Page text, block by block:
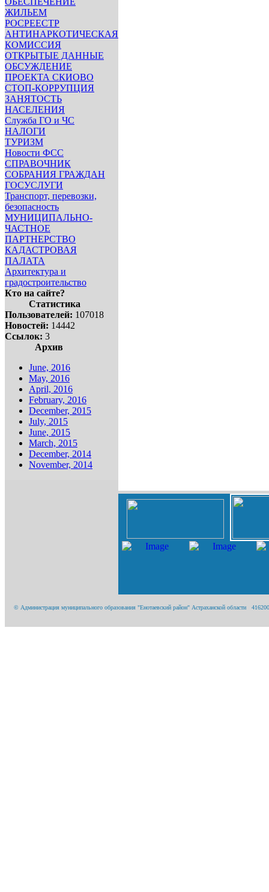
ЖИЛЬЕМ
РОСРЕЕСТР
АНТИНАРКОТИЧЕСКАЯ
КОМИССИЯ
ОТКРЫТЫЕ ДАННЫЕ
ОБСУЖДЕНИЕ
ПРОЕКТА СКИОВО
СТОП-КОРРУПЦИЯ
ЗАНЯТОСТЬ
НАСЕЛЕНИЯ
Служба ГО и ЧС
НАЛОГИ
ТУРИЗМ
Новости ФСС
СПРАВОЧНИК
СОБРАНИЯ ГРАЖДАН
ГОСУСЛУГИ
Транспорт, перевозки,
безопасность
МУНИЦИПАЛЬНО-
ЧАСТНОЕ
ПАРТНЕРСТВО
КАДАСТРОВАЯ
ПАЛАТА
Архитектура и
градостроительство
Кто на сайте?
Статистика
Пользователей: 107018
Новостей: 14442
Ссылок: 3
Архив
June, 2016
May, 2016
April, 2016
February, 2016
December, 2015
July, 2015
June, 2015
March, 2015
December, 2014
November, 2014
© Администрация муниципального образования "Енотаевский район" Астраханской области